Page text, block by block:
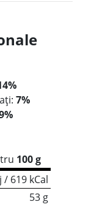
7%
100 g
/ 619 kCal
53 g